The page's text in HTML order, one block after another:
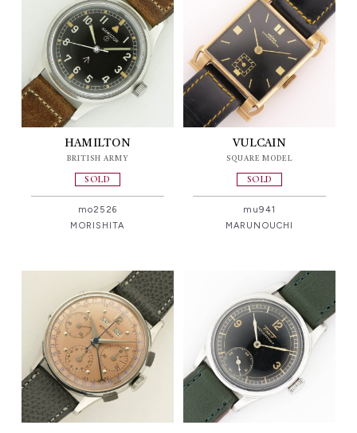
HAMILTON
BRITISH ARMY
SOLD
mo2526
MORISHITA
VULCAIN
SQUARE MODEL
SOLD
mu941
MARUNOUCHI